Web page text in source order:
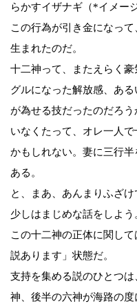
らかすイザナギ（*イメー
この行為が引き金になっ
生まれたのだ。
十二神って、またえらく
グルになった解放感、あ
が為せる技だったのだろ
いなくたって、オレ一人
かもしれない。妻に三行
ある。
と、まあ、あんまりふざ
少しはまじめな話をしよう
この十二神の正体に関し
説あります」状態だ。
支持を集める説のひとつ
神、後半の六神が海路の